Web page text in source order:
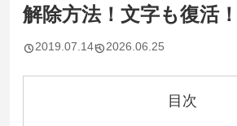
解除方法！文字も復活！
2019.07.14 2026.06.25
目次